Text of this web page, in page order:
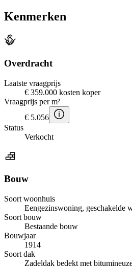
Kenmerken
Overdracht
Laatste vraagprijs
€ 359.000 kosten koper
Vraagprijs per m²
€ 5.056
Status
Verkocht
Bouw
Soort woonhuis
Eengezinswoning, geschakelde
Soort bouw
Bestaande bouw
Bouwjaar
1914
Soort dak
Zadeldak bedekt met